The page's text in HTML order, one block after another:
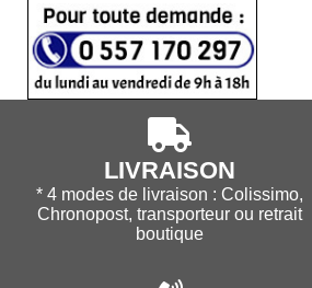
LIVRAISON
* 4 modes de livraison : Colissimo,
Chronopost, transporteur ou retrait
boutique